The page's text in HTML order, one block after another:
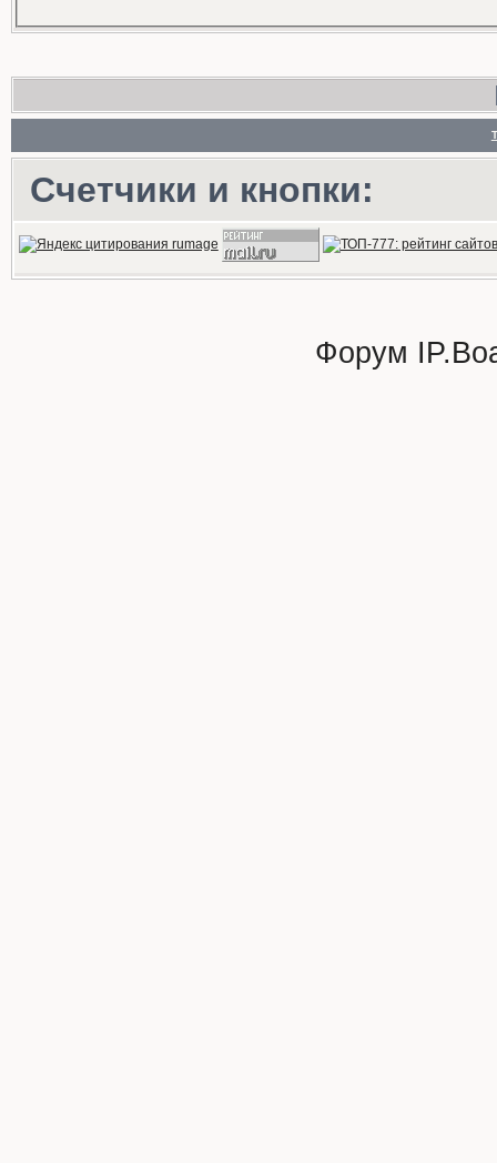
Счетчики и кнопки:
Форум